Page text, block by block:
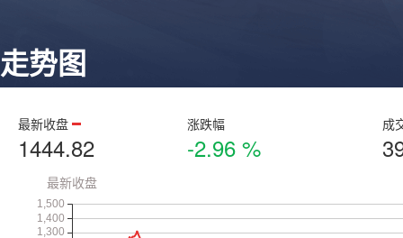
走势图
最新收盘
1444.82
涨跌幅
-2.96 %
成